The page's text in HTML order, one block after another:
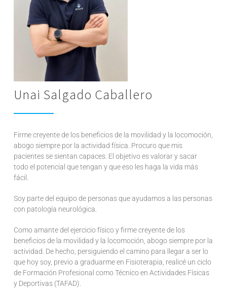
Unai Salgado Caballero
Firme creyente de los beneficios de la movilidad y la locomoción,
abogo siempre por la actividad física. Procuro que mis
pacientes se sientan capaces. El objetivo es valorar y sacar
todo el potencial que tengan y que eso les haga la vida más
fácil.
Soy parte del equipo de personas que ayudamos a las personas
con patología neurológica.
Como amante del ejercicio físico y firme creyente de los
beneficios de la movilidad y la locomoción, abogo siempre por la
actividad. De hecho, persiguiendo el camino para llegar a ser lo
que hoy soy, previo a graduarme en Fisioterapia, realicé un ciclo
de Formación Profesional como Técnico en Actividades Físicas
y Deportivas (TAFAD).